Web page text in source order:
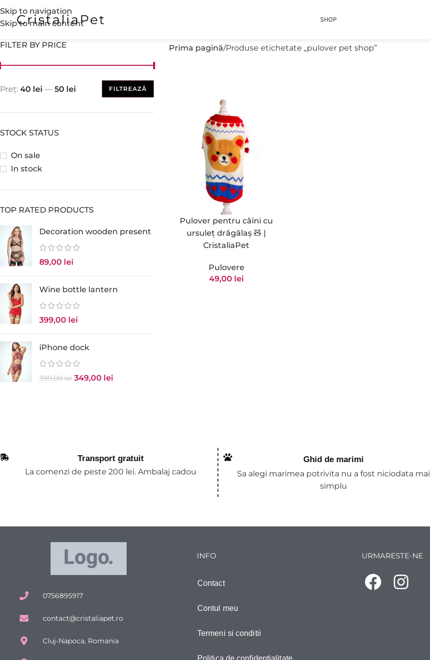
Skip to navigation
Skip to main content
SHOP
FILTER BY PRICE
FILTREAZĂ
Preț: 40 lei — 50 lei
STOCK STATUS
On sale
In stock
TOP RATED PRODUCTS
Decoration wooden present
89,00 lei
Wine bottle lantern
399,00 lei
iPhone dock
399,00lei 349,00 lei
Prima pagină Produse etichetate „pulover pet shop”
Pulover pentru câini cu
ursuleț drăgălaș 🧸 |
CristaliaPet
Pulovere
49,00 lei
Transport gratuit
La comenzi de peste 200 lei. Ambalaj cadou
Ghid de marimi
Sa alegi marimea potrivita nu a fost niciodata mai
simplu
0756895917
contact@cristaliapet.ro
Cluj-Napoca, Romania
INFO
Contact
Contul meu
Termeni si conditii
Politica de confidentialitate
URMARESTE-NE